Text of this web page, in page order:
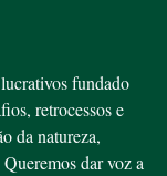
fundado
retrocessos e
da natureza,
dar voz a